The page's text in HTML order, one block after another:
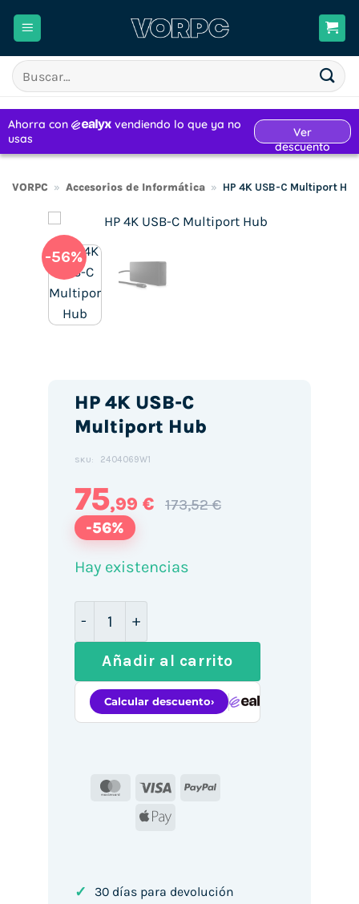
Buscar
por:
VORPC » Accesorios de Informática » HP 4K USB-C Multiport
-56%
HP 4K USB-C
Multiport Hub
SKU: 2404069W1
75,99 € 173,52 €
-56%
Hay existencias
Añadir al carrito
MasterCard
Visa
PayPal
Apple
✓ 30 días para devolución